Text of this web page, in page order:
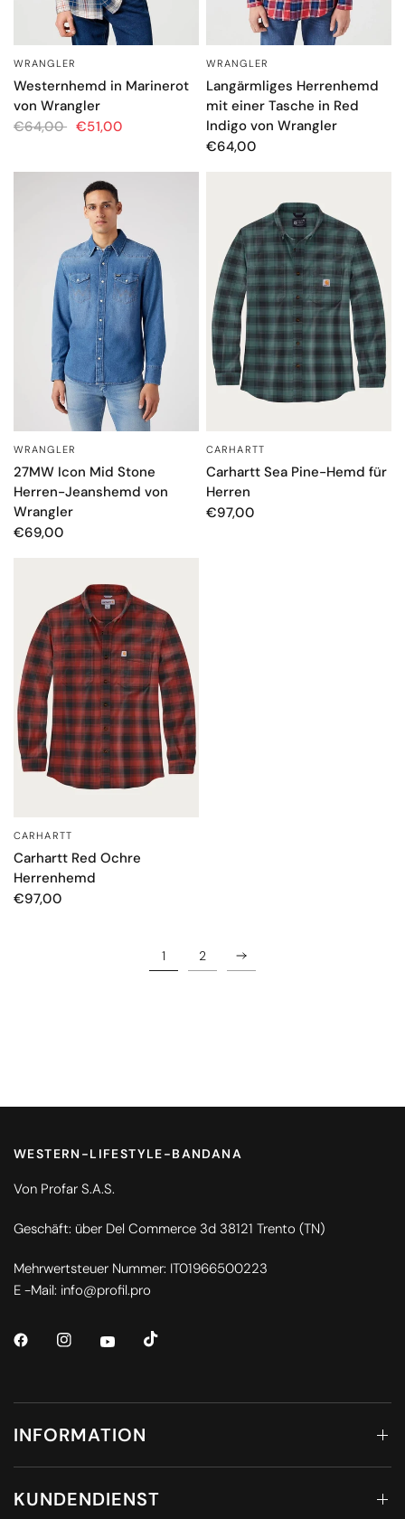
SCHNELLANSICHT
WRANGLER
Westernhemd in Marinerot
von Wrangler
€64,00 €51,00
SCHNELLANSICHT
WRANGLER
Langärmliges Herrenhemd
mit einer Tasche in Red
Indigo von Wrangler
€64,00
SCHNELLANSICHT
WRANGLER
27MW Icon Mid Stone
Herren-Jeanshemd von
Wrangler
€69,00
SCHNELLANSICHT
CARHARTT
Carhartt Sea Pine-Hemd für
Herren
€97,00
SCHNELLANSICHT
CARHARTT
Carhartt Red Ochre
Herrenhemd
€97,00
1 2
WESTERN-LIFESTYLE-BANDANA
Von Profar S.A.S.
Geschäft: über Del Commerce 3d 38121 Trento (TN)
Mehrwertsteuer Nummer: IT01966500223
E -Mail: info@profil.pro
INFORMATION
KUNDENDIENST